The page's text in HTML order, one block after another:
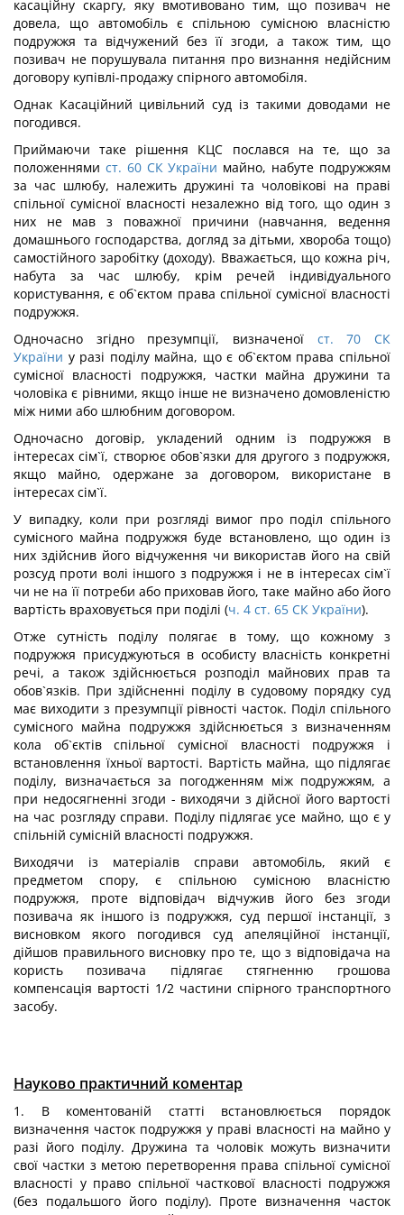
касаційну скаргу, яку вмотивовано тим, що позивач не
довела, що автомобіль є спільною сумісною власністю
подружжя та відчужений без її згоди, а також тим, що
позивач не порушувала питання про визнання недійсним
договору купівлі-продажу спірного автомобіля.
Однак Касаційний цивільний суд із такими доводами не
погодився.
Приймаючи таке рішення КЦС послався на те, що за
положеннями ст. 60 СК України майно, набуте подружжям
за час шлюбу, належить дружині та чоловікові на праві
спільної сумісної власності незалежно від того, що один з
них не мав з поважної причини (навчання, ведення
домашнього господарства, догляд за дітьми, хвороба тощо)
самостійного заробітку (доходу). Вважається, що кожна річ,
набута за час шлюбу, крім речей індивідуального
користування, є об`єктом права спільної сумісної власності
подружжя.
Одночасно згідно презумпції, визначеної ст. 70 СК
України у разі поділу майна, що є об`єктом права спільної
сумісної власності подружжя, частки майна дружини та
чоловіка є рівними, якщо інше не визначено домовленістю
між ними або шлюбним договором.
Одночасно договір, укладений одним із подружжя в
інтересах сім`ї, створює обов`язки для другого з подружжя,
якщо майно, одержане за договором, використане в
інтересах сім`ї.
У випадку, коли при розгляді вимог про поділ спільного
сумісного майна подружжя буде встановлено, що один із
них здійснив його відчуження чи використав його на свій
розсуд проти волі іншого з подружжя і не в інтересах сім`ї
чи не на її потреби або приховав його, таке майно або його
вартість враховується при поділі (ч. 4 ст. 65 СК України).
Отже сутність поділу полягає в тому, що кожному з
подружжя присуджуються в особисту власність конкретні
речі, а також здійснюється розподіл майнових прав та
обов`язків. При здійсненні поділу в судовому порядку суд
має виходити з презумпції рівності часток. Поділ спільного
сумісного майна подружжя здійснюється з визначенням
кола об`єктів спільної сумісної власності подружжя і
встановлення їхньої вартості. Вартість майна, що підлягає
поділу, визначається за погодженням між подружжям, а
при недосягненні згоди - виходячи з дійсної його вартості
на час розгляду справи. Поділу підлягає усе майно, що є у
спільній сумісній власності подружжя.
Виходячи із матеріалів справи автомобіль, який є
предметом спору, є спільною сумісною власністю
подружжя, проте відповідач відчужив його без згоди
позивача як іншого із подружжя, суд першої інстанції, з
висновком якого погодився суд апеляційної інстанції,
дійшов правильного висновку про те, що з відповідача на
користь позивача підлягає стягненню грошова
компенсація вартості 1/2 частини спірного транспортного
засобу.
Науково практичний коментар
1. В коментованій статті встановлюється порядок
визначення часток подружжя у праві власності на майно у
разі його поділу. Дружина та чоловік можуть визначити
свої частки з метою перетворення права спільної сумісної
власності у право спільної часткової власності подружжя
(без подальшого його поділу). Проте визначення часток